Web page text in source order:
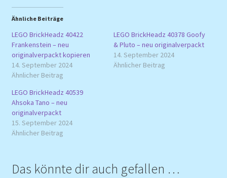
Ähnliche Beiträge
LEGO BrickHeadz 40422
Frankenstein – neu
originalverpackt kopieren
14. September 2024
Ähnlicher Beitrag
LEGO BrickHeadz 40378 Goofy
& Pluto – neu originalverpackt
14. September 2024
Ähnlicher Beitrag
LEGO BrickHeadz 40539
Ahsoka Tano – neu
originalverpackt
15. September 2024
Ähnlicher Beitrag
Das könnte dir auch gefallen …